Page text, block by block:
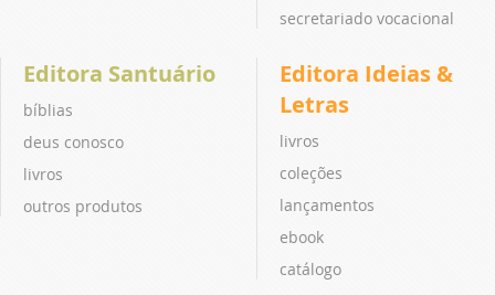
secretariado vocacional
Editora Santuário
bíblias
deus conosco
livros
outros produtos
Editora Ideias &
Letras
livros
coleções
lançamentos
ebook
catálogo